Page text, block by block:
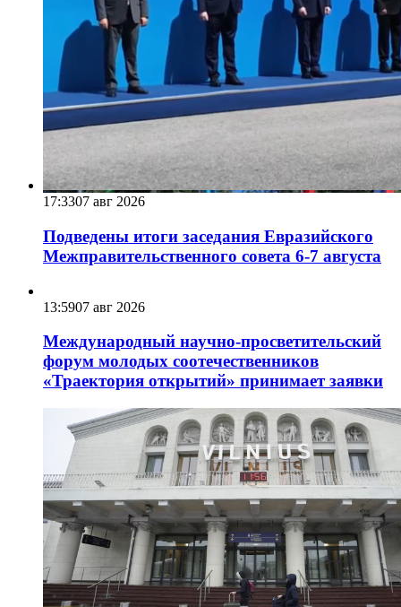
17:3307 авг 2026
Подведены итоги заседания Евразийского
Межправительственного совета 6-7 августа
13:5907 авг 2026
Международный научно-просветительский
форум молодых соотечественников
«Траектория открытий» принимает заявки